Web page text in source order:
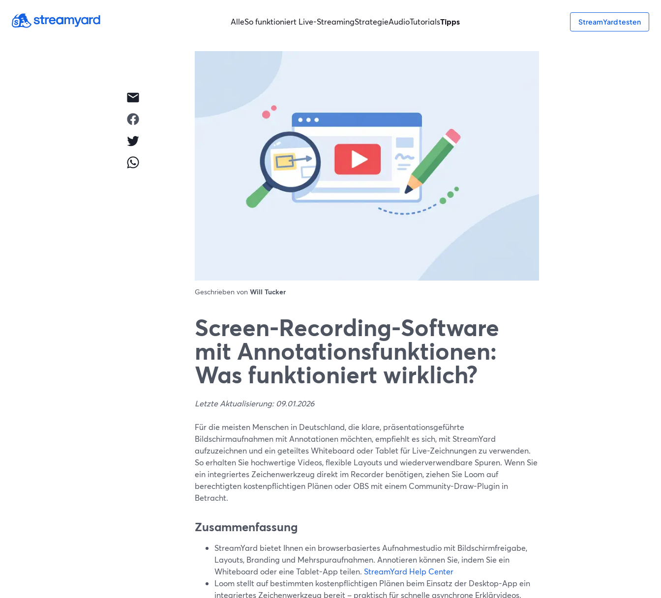
AlleSo funktioniert Live-StreamingStrategieAudioTutorialsTipps StreamYard testen
Geschrieben von Will Tucker
Screen-Recording-Software
mit Annotationsfunktionen:
Was funktioniert wirklich?
Letzte Aktualisierung: 09.01.2026
Für die meisten Menschen in Deutschland, die klare, präsentationsgeführte
Bildschirmaufnahmen mit Annotationen möchten, empfiehlt es sich, mit StreamYard
aufzuzeichnen und ein geteiltes Whiteboard oder Tablet für Live-Zeichnungen zu verwenden.
So erhalten Sie hochwertige Videos, flexible Layouts und wiederverwendbare Spuren. Wenn Sie
ein integriertes Zeichenwerkzeug direkt im Recorder benötigen, ziehen Sie Loom auf
berechtigten kostenpflichtigen Plänen oder OBS mit einem Community-Draw-Plugin in
Betracht.
Zusammenfassung
StreamYard bietet Ihnen ein browserbasiertes Aufnahmestudio mit Bildschirmfreigabe,
Layouts, Branding und Mehrspuraufnahmen. Annotieren können Sie, indem Sie ein
Whiteboard oder eine Tablet-App teilen. StreamYard Help Center
Loom stellt auf bestimmten kostenpflichtigen Plänen beim Einsatz der Desktop-App ein
integriertes Zeichenwerkzeug bereit – praktisch für schnelle asynchrone Erklärvideos.